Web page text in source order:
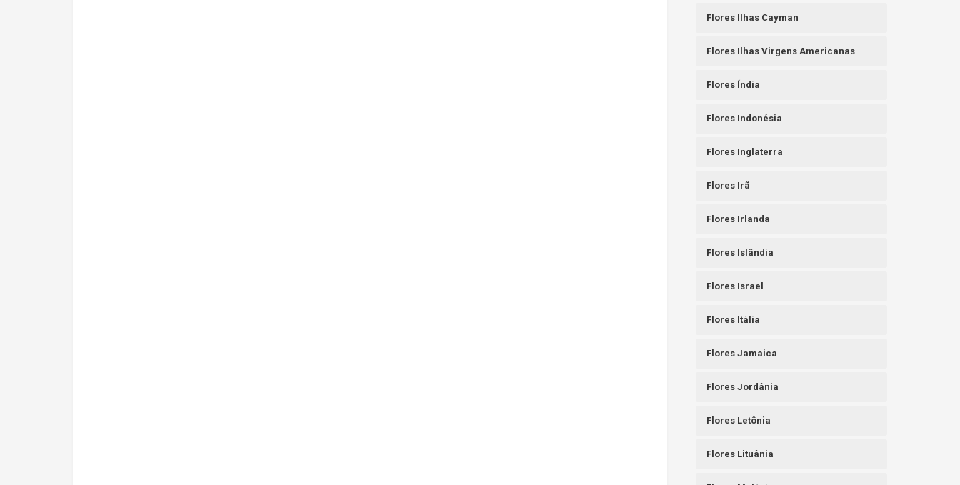
Flores Ilhas Cayman
Flores Ilhas Virgens Americanas
Flores Índia
Flores Indonésia
Flores Inglaterra
Flores Irã
Flores Irlanda
Flores Islândia
Flores Israel
Flores Itália
Flores Jamaica
Flores Jordânia
Flores Letônia
Flores Lituânia